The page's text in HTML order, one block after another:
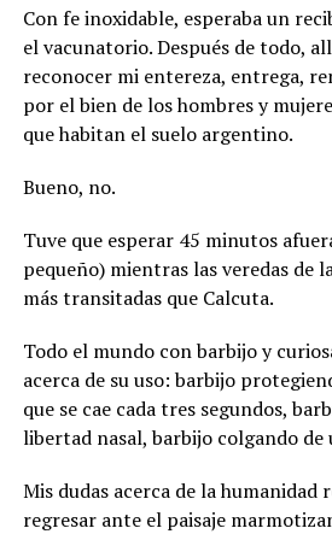
Con fe inoxidable, esperaba un
el vacunatorio. Después de todo,
reconocer mi entereza, entrega,
por el bien de los hombres y
que habitan el suelo argentino.
Bueno, no.
Tuve que esperar 45 minutos
pequeño) mientras las veredas de
más transitadas que Calcuta.
Todo el mundo con barbijo y
acerca de su uso: barbijo
que se cae cada tres segundos,
libertad nasal, barbijo colgando
Mis dudas acerca de la humanidad
regresar ante el paisaje